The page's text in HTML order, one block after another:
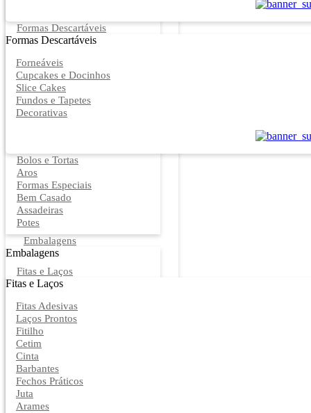
Formas Descartáveis
Formas Descartáveis
Forneáveis
Cupcakes e Docinhos
Slice Cakes
Fundos e Tapetes
Decorativas
Bolos e Tortas
Aros
Formas Especiais
Bem Casado
Assadeiras
Potes
Embalagens
Embalagens
Fitas e Laços
Fitas e Laços
Fitas Adesivas
Laços Prontos
Fitilho
Cetim
Cinta
Barbantes
Fechos Práticos
Juta
Arames